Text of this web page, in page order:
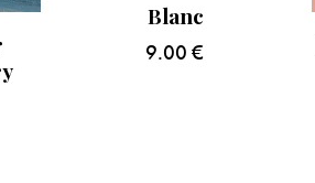
Blanc
9.00€